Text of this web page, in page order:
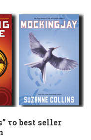
το best seller